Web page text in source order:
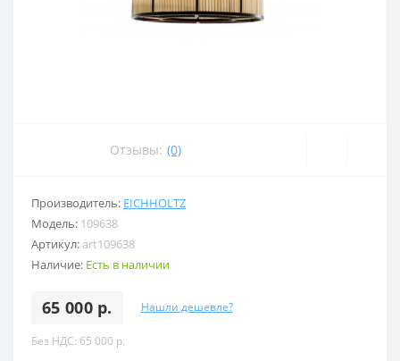
Отзывы: (0)
Производитель: EICHHOLTZ
Модель: 109638
Артикул: art109638
Наличие: Есть в наличии
65 000 р. Нашли дешевле?
Без НДС: 65 000 р.